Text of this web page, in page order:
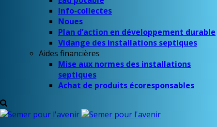
Info-collectes
Noues
Plan d’action en développement durable
Vidange des installations septiques
Aides financières
Mise aux normes des installations
septiques
Achat de produits écoresponsables